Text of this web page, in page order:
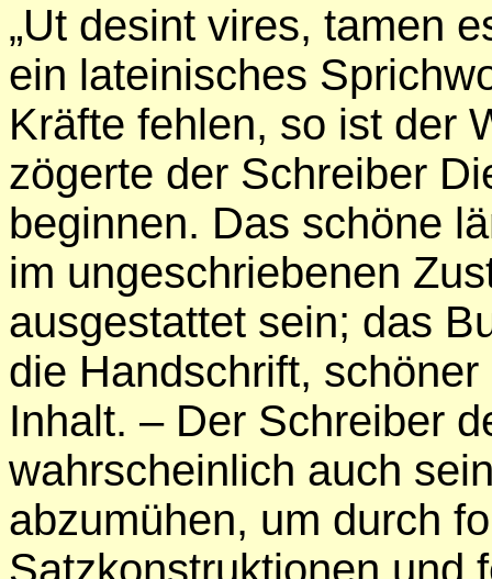
„Ut desint vires, tamen
ein lateinisches
Kräfte fehlen, so ist der
zögerte der Schreiber
beginnen. Das schöne
im ungeschriebenen
ausgestattet sein; das
die Handschrift,
Inhalt. – Der Schreiber
wahrscheinlich auch
abzumühen, um durch
Satzkonstruktionen und